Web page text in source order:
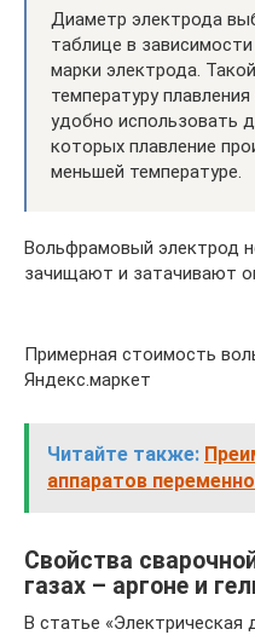
Диаметр электрода
таблице в
марки электрода.
температуру
удобно использовать
которых плавление
меньшей температуре.
Вольфрамовый электрод
зачищают и затачивают
Примерная стоимость
Яндекс.маркет
Читайте также:
аппаратов
Свойства
газах – аргоне и
В статье «Электрическая